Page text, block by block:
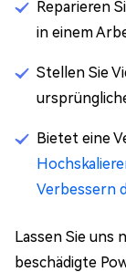
Reparieren
in einem
Stellen Sie
Bietet eine
Verbessern
Lassen Sie uns
beschädigte